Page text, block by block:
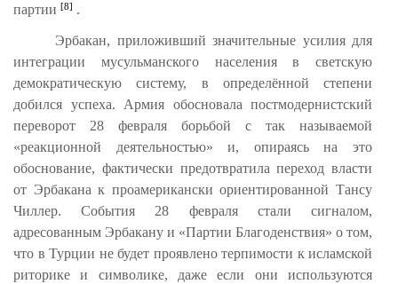
партии [8] .
Эрбакан, приложивший значительные усилия для
интеграции мусульманского населения в светскую
демократическую систему, в определённой степени
добился успеха. Армия обосновала постмодернистский
переворот 28 февраля борьбой с так называемой
«реакционной деятельностью» и, опираясь на это
обоснование, фактически предотвратила переход власти
от Эрбакана к проамерикански ориентированной Тансу
Чиллер. События 28 февраля стали сигналом,
адресованным Эрбакану и «Партии Благоденствия» о том,
что в Турции не будет проявлено терпимости к исламской
риторике и символике, даже если они используются